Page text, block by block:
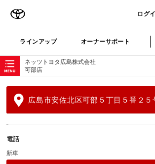
ログ
ラインアップ オーナーサポート
ネッツトヨタ広島株式会社
可部店
ローカルナビゲーション
広島市安佐北区可部５丁目５番２５
電話
新車